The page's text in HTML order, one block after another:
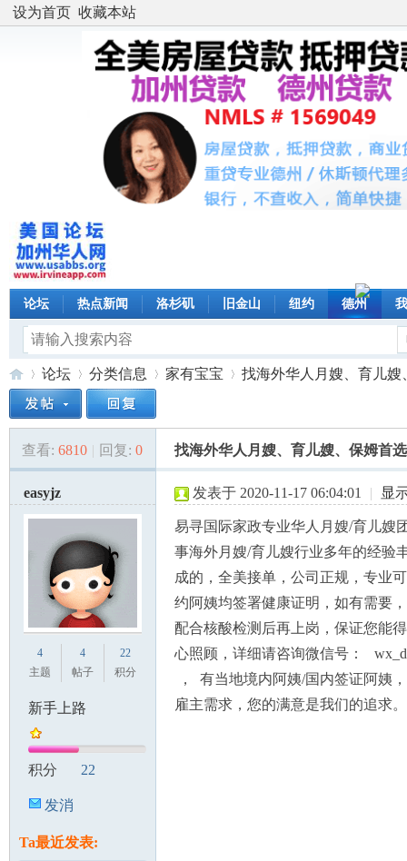
设为首页 收藏本站
论坛 热点新闻 洛杉矶 旧金山 纽约 德州
美»
论坛
›
分类信息 家有宝宝
›
找海外华人月嫂、育儿嫂
查看: 6810 | 回复: 0 找海外华人月嫂、育儿嫂、保姆首
easyjz
4
主题
4
帖子
22
积分
新手上路
积分 22
发消
Ta最近发表:
发表于 2020-11-17 06:04:01 | 显
易寻国际家政专业华人月嫂/育儿嫂
事海外月嫂/育儿嫂行业多年的经验
成的，全美接单，公司正规，专业
约阿姨均签署健康证明，如有需要
配合核酸检测后再上岗，保证您能
心照顾，详细请咨询微信号：
， 有当地境内阿姨/国内签证阿姨
雇主需求，您的满意是我们的追求。